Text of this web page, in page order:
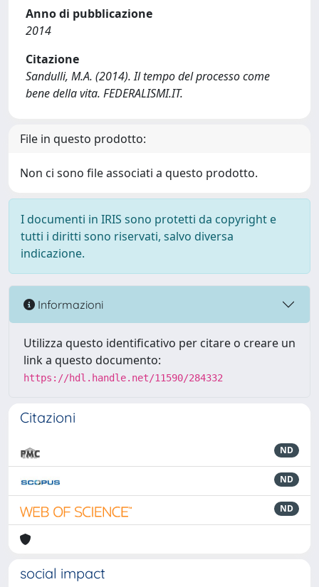
Anno di pubblicazione
2014
Citazione
Sandulli, M.A. (2014). Il tempo del processo come
bene della vita. FEDERALISMI.IT.
File in questo prodotto:
Non ci sono file associati a questo prodotto.
I documenti in IRIS sono protetti da copyright e
tutti i diritti sono riservati, salvo diversa
indicazione.
Informazioni
Utilizza questo identificativo per citare o creare un
link a questo documento:
https://hdl.handle.net/11590/284332
Citazioni
ND
ND
ND
social impact